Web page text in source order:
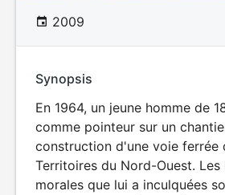
2009
Synopsis
En 1964, un jeune homme de
comme pointeur sur un
construction d'une voie ferrée
Territoires du Nord-Ouest. Les
morales que lui a inculquées